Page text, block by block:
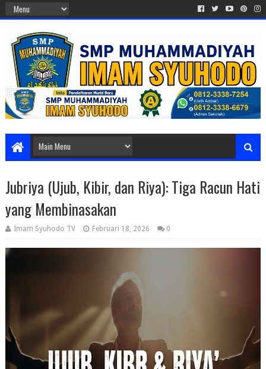
Jubriya (Ujub, Kibir, dan Riya): Tiga Racun Hati
yang Membinasakan
Imam Syuhodo TV Februari 18, 2026 0